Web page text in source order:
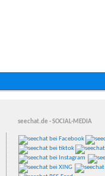
seechat.de - SOCIAL-MEDIA